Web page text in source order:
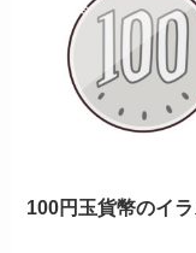
100円玉貨幣のイラ